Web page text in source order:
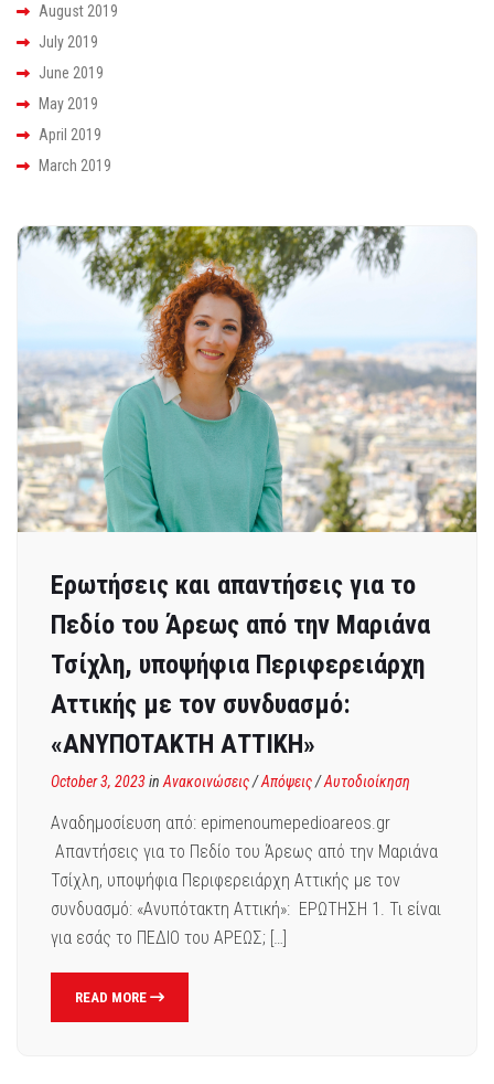
August 2019
July 2019
June 2019
May 2019
April 2019
March 2019
Ερωτήσεις και απαντήσεις για το
Πεδίο του Άρεως από την Μαριάνα
Τσίχλη, υποψήφια Περιφερειάρχη
Αττικής με τον συνδυασμό:
«ΑΝΥΠΟΤΑΚΤΗ ΑΤΤΙΚΗ»
October 3, 2023in Ανακοινώσεις/Απόψεις/Αυτοδιοίκηση
Αναδημοσίευση από: epimenoumepedioareos.gr
Απαντήσεις για το Πεδίο του Άρεως από την Μαριάνα
Τσίχλη, υποψήφια Περιφερειάρχη Αττικής με τον
συνδυασμό: «Ανυπότακτη Αττική»: ΕΡΩΤΗΣΗ 1. Τι είναι
για εσάς το ΠΕΔΙΟ του ΑΡΕΩΣ; […]
READ MORE